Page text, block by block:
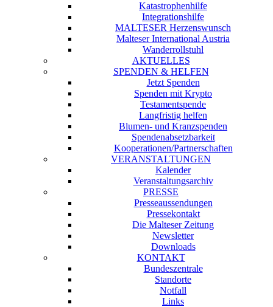
Katastrophenhilfe
Integrationshilfe
MALTESER Herzenswunsch
Malteser International Austria
Wanderrollstuhl
AKTUELLES
SPENDEN & HELFEN
Jetzt Spenden
Spenden mit Krypto
Testamentspende
Langfristig helfen
Blumen- und Kranzspenden
Spendenabsetzbarkeit
Kooperationen/Partnerschaften
VERANSTALTUNGEN
Kalender
Veranstaltungsarchiv
PRESSE
Presseaussendungen
Pressekontakt
Die Malteser Zeitung
Newsletter
Downloads
KONTAKT
Bundeszentrale
Standorte
Notfall
Links